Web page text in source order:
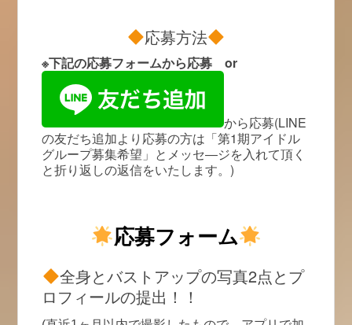
応募方法
※下記の応募フォームから応募 or
から応募(LINE
の友だち追加より応募の方は「第1期アイドル
グループ募集希望」とメッセ―ジを入れて頂く
と折り返しの返信をいたします。)
応募フォーム
全身とバストアップの写真2点とプ
ロフィールの提出！！